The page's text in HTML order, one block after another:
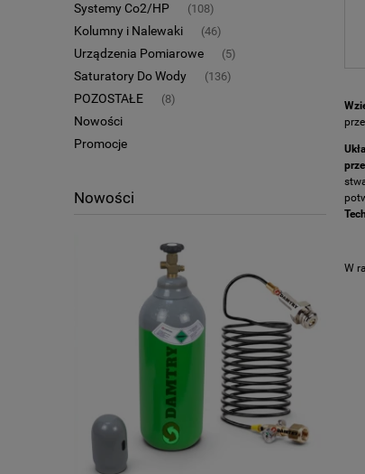
Systemy Co2/HP (108)
Kolumny i Nalewaki (46)
Urządzenia Pomiarowe (5)
Saturatory Do Wody (136)
POZOSTAŁE (8)
Nowości
Promocje
Nowości
W